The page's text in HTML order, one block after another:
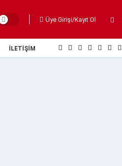
Üye Girişi/Kayıt Ol
İLETIŞIM